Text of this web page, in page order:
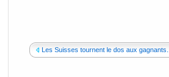
Les Suisses tournent le dos aux gagnants...